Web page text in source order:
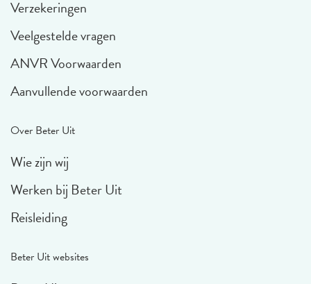
Verzekeringen
Veelgestelde vragen
ANVR Voorwaarden
Aanvullende voorwaarden
Over Beter Uit
Wie zijn wij
Werken bij Beter Uit
Reisleiding
Beter Uit websites